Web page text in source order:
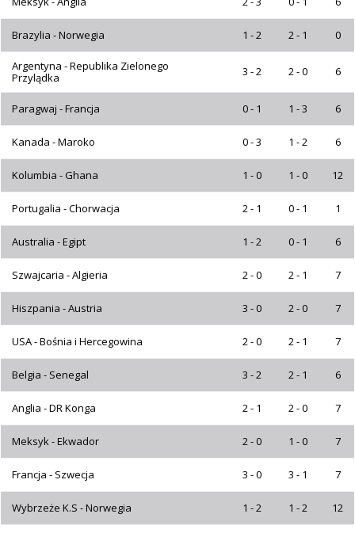
Brazylia - Norwegia 1 - 2 2 - 1 0
Argentyna - Republika Zielonego
Przylądka
3 - 2 2 - 0 6
Paragwaj - Francja 0 - 1 1 - 3 6
Kanada - Maroko 0 - 3 1 - 2 6
Kolumbia - Ghana 1 - 0 1 - 0 12
Portugalia - Chorwacja 2 - 1 0 - 1 1
Australia - Egipt 1 - 2 0 - 1 6
Szwajcaria - Algieria 2 - 0 2 - 1 7
Hiszpania - Austria 3 - 0 2 - 0 7
USA - Bośnia i Hercegowina 2 - 0 2 - 1 7
Belgia - Senegal 3 - 2 2 - 1 6
Anglia - DR Konga 2 - 1 2 - 0 7
Meksyk - Ekwador 2 - 0 1 - 0 7
Francja - Szwecja 3 - 0 3 - 1 7
Wybrzeże K.S - Norwegia 1 - 2 1 - 2 12